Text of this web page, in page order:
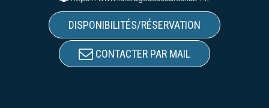
DISPONIBILITÉS/RÉSERVATION
CONTACTER PAR MAIL